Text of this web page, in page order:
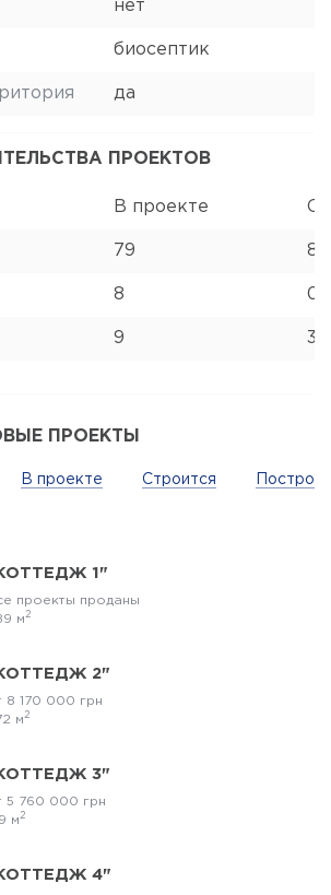
нет
биосептик
да
ПРОЕКТОВ
В проекте
79 8
8 0
9 3
ПРОЕКТЫ
В проекте Строится
1"
проекты проданы
м 2
2"
8 170 000 грн
м 2
3"
5 760 000 грн
м 2
4"